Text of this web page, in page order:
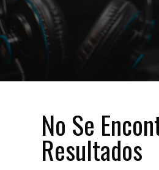
No Se
Resultados